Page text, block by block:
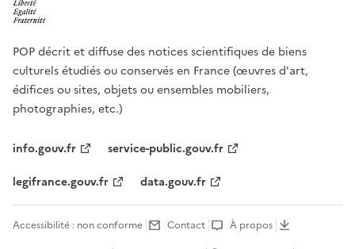
POP décrit et diffuse des notices scientifiques de biens
culturels étudiés ou conservés en France (œuvres d'art,
édifices ou sites, objets ou ensembles mobiliers,
photographies, etc.)
info.gouv.fr
service-public.gouv.fr
legifrance.gouv.fr
data.gouv.fr
Accessibilité : non conforme Contact
À propos